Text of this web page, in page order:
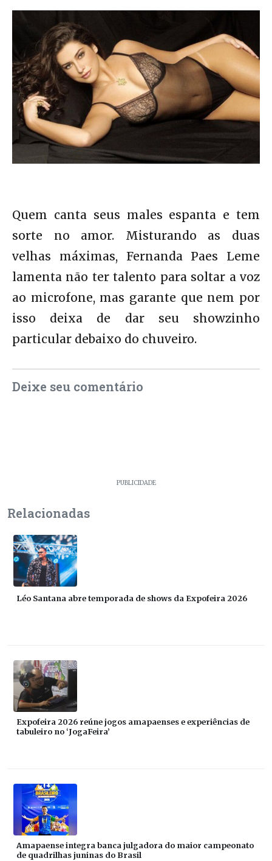
Quem canta seus males espanta e tem
sorte no amor. Misturando as duas
velhas máximas, Fernanda Paes Leme
lamenta não ter talento para soltar a voz
ao microfone, mas garante que nem por
isso deixa de dar seu showzinho
particular debaixo do chuveiro.
Deixe seu comentário
PUBLICIDADE
Relacionadas
Léo Santana abre temporada de shows da Expofeira 2026
Expofeira 2026 reúne jogos amapaenses e experiências de
tabuleiro no ‘JogaFeira’
Amapaense integra banca julgadora do maior campeonato
de quadrilhas juninas do Brasil